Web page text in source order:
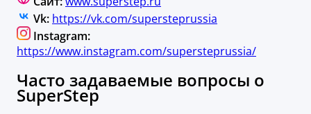
Vk: https://vk.com/supersteprussia
Instagram:
https://www.instagram.com/supersteprussia/
Часто задаваемые вопросы о
SuperStep